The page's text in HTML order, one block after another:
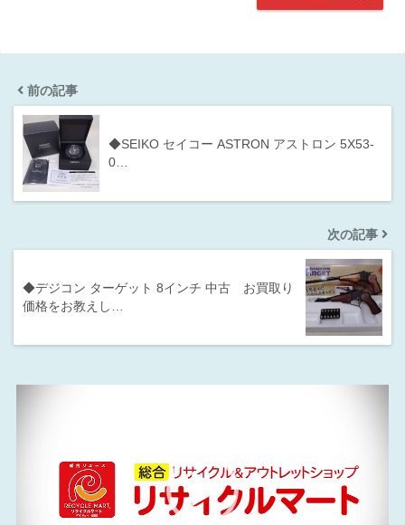
前の記事
◆SEIKO セイコー ASTRON アストロン 5X53-
0…
次の記事
◆デジコン ターゲット 8インチ 中古 お買取り
価格をお教えし…